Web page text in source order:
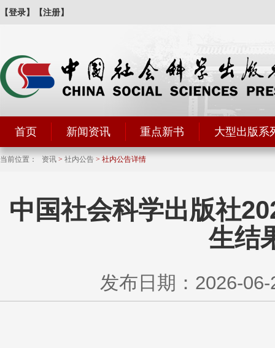
【登录】 【注册】
首页 新闻资讯 重点新书 大型出版系
当前位置： 资讯 > 社内公告 > 社内公告详情
中国社会科学出版社
生结
发布日期：2026-